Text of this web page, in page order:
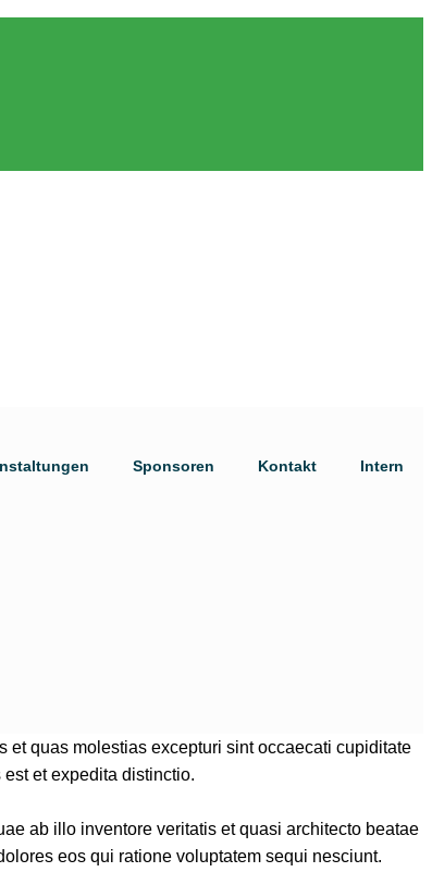
Sponsoren Kontakt Intern
quas molestias excepturi sint occaecati cupiditate
et expedita distinctio.
ab illo inventore veritatis et quasi architecto beatae
eos qui ratione voluptatem sequi nesciunt.